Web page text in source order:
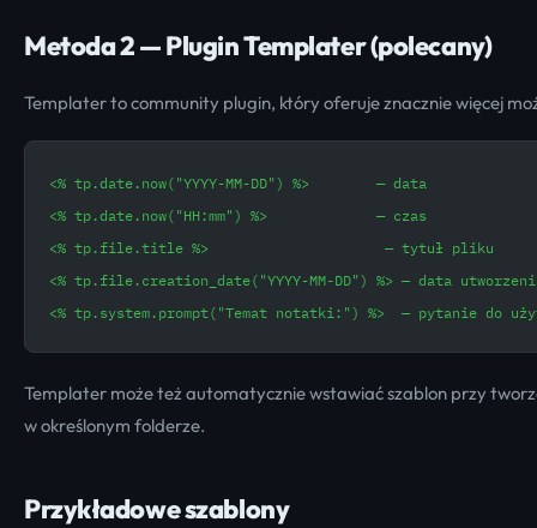
Metoda 2 — Plugin Templater (polecany)
Templater to community plugin, który oferuje znacznie więcej
<% tp.date.now("YYYY-MM-DD") %>        — data
<% tp.date.now("HH:mm") %>             — czas
<% tp.file.title %>                     — tytuł pliku
<% tp.file.creation_date("YYYY-MM-DD") %> — data
<% tp.system.prompt("Temat notatki:") %>  — pytanie do
Templater może też automatycznie wstawiać szablon przy
w określonym folderze.
Przykładowe szablony